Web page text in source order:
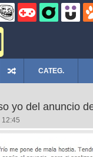
CATEG.
yo del anuncio